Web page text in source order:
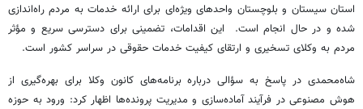
استان سیستان و بلوچستان واحدهای ویژه‌ای برای ارائه خدمات به مردم راه‌اندازی
شده و در حال انجام است. این اقدامات، تضمینی برای دسترسی سریع و مؤثر
مردم به وکلای تسخیری و ارتقای کیفیت خدمات حقوقی در سراسر کشور است.
شاه‌محمدی در پاسخ به سؤالی درباره برنامه‌های کانون وکلا برای بهره‌گیری از
هوش مصنوعی در فرآیند آماده‌سازی و مدیریت پرونده‌ها اظهار کرد: ورود به حوزه